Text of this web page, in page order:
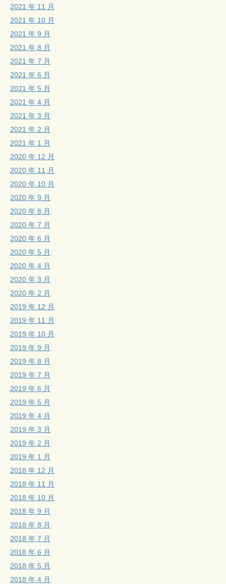
2021 年 11 月
2021 年 10 月
2021 年 9 月
2021 年 8 月
2021 年 7 月
2021 年 6 月
2021 年 5 月
2021 年 4 月
2021 年 3 月
2021 年 2 月
2021 年 1 月
2020 年 12 月
2020 年 11 月
2020 年 10 月
2020 年 9 月
2020 年 8 月
2020 年 7 月
2020 年 6 月
2020 年 5 月
2020 年 4 月
2020 年 3 月
2020 年 2 月
2019 年 12 月
2019 年 11 月
2019 年 10 月
2019 年 9 月
2019 年 8 月
2019 年 7 月
2019 年 6 月
2019 年 5 月
2019 年 4 月
2019 年 3 月
2019 年 2 月
2019 年 1 月
2018 年 12 月
2018 年 11 月
2018 年 10 月
2018 年 9 月
2018 年 8 月
2018 年 7 月
2018 年 6 月
2018 年 5 月
2018 年 4 月